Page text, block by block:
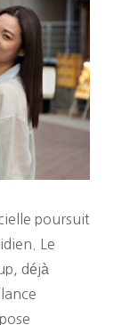
poursuit
Le
déjà